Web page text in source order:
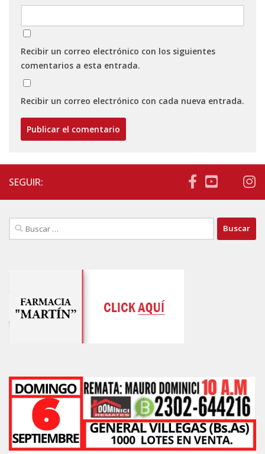
Recibir un correo electrónico con los siguientes
comentarios a esta entrada.
Recibir un correo electrónico con cada nueva entrada.
SEGUIR:
Buscar: